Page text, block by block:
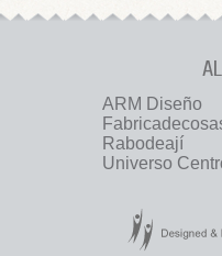
ARM Diseño
Rabodeají
Universo